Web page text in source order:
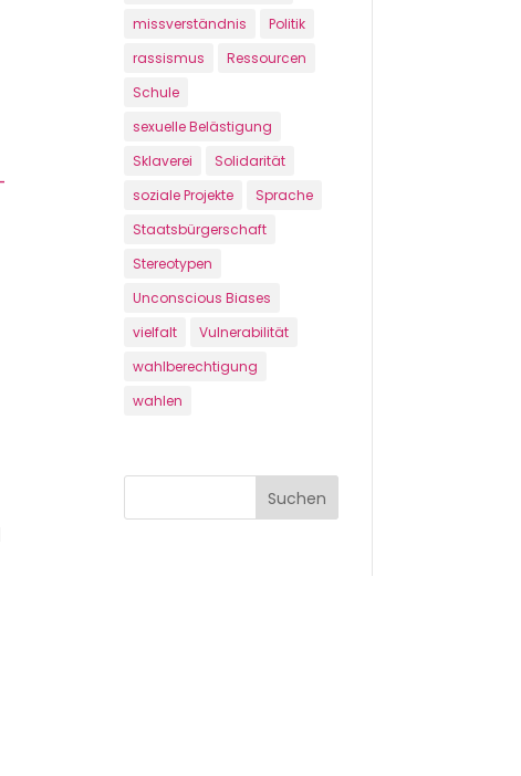
missverständnis
Politik
rassismus
Ressourcen
Schule
sexuelle Belästigung
Sklaverei
Solidarität
soziale Projekte
Sprache
Staatsbürgerschaft
Stereotypen
Unconscious Biases
vielfalt
Vulnerabilität
wahlberechtigung
wahlen